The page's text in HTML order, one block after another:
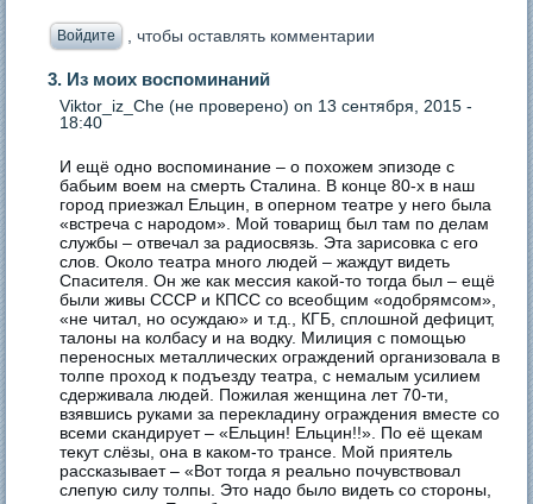
Войдите , чтобы оставлять комментарии
3. Из моих воспоминаний
Viktor_iz_Che (не проверено) on 13 сентября, 2015 -
18:40
И ещё одно воспоминание – о похожем эпизоде с
бабьим воем на смерть Сталина. В конце 80-х в наш
город приезжал Ельцин, в оперном театре у него была
«встреча с народом». Мой товарищ был там по делам
службы – отвечал за радиосвязь. Эта зарисовка с его
слов. Около театра много людей – жаждут видеть
Спасителя. Он же как мессия какой-то тогда был – ещё
были живы СССР и КПСС со всеобщим «одобрямсом»,
«не читал, но осуждаю» и т.д., КГБ, сплошной дефицит,
талоны на колбасу и на водку. Милиция с помощью
переносных металлических ограждений организовала в
толпе проход к подъезду театра, с немалым усилием
сдерживала людей. Пожилая женщина лет 70-ти,
взявшись руками за перекладину ограждения вместе со
всеми скандирует – «Ельцин! Ельцин!!». По её щекам
текут слёзы, она в каком-то трансе. Мой приятель
рассказывает – «Вот тогда я реально почувствовал
слепую силу толпы. Это надо было видеть со стороны,